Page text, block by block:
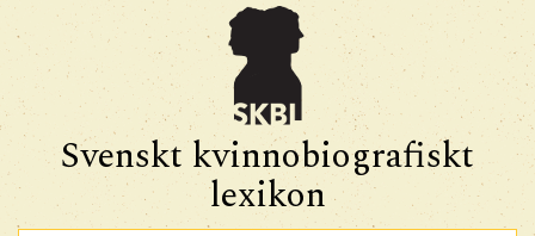
Svenskt kvinnobiografiskt
lexikon